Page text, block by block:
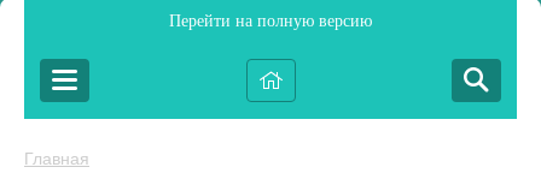
Перейти на полную версию
Главная